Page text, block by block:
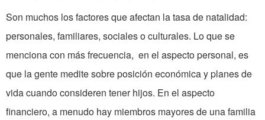
Son muchos los factores que afectan la tasa de natalidad:
personales, familiares, sociales o culturales. Lo que se
menciona con más frecuencia, en el aspecto personal, es
que la gente medite sobre posición económica y planes de
vida cuando consideren tener hijos. En el aspecto
financiero, a menudo hay miembros mayores de una familia